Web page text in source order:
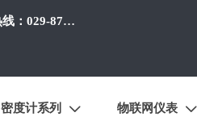
24h服务热线：029-87384650
密度计系列  物联网仪表 